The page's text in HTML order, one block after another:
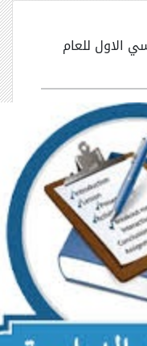
الاول للعام